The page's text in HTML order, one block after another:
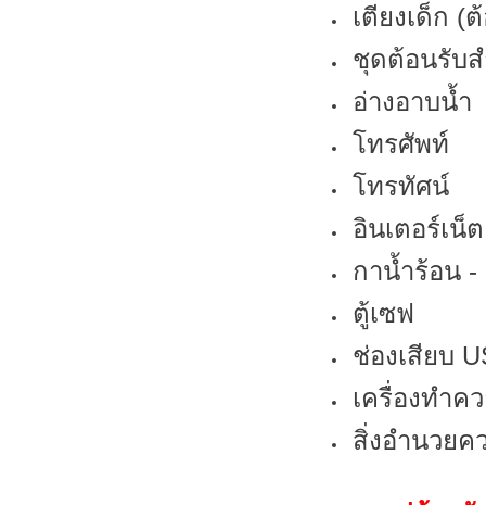
เตียงเด็ก (
ชุดต้อนรับส
อ่างอาบน้ำ
โทรศัพท์
โทรทัศน์
อินเตอร์เน็ต
กาน้ำร้อน
ตู้เซฟ
ช่องเสียบ
เครื่องทำค
สิ่งอำนวยค